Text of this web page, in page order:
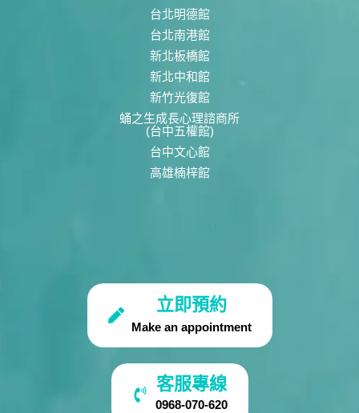
台北明德館
台北南港館
新北板橋館
新北中和館
新竹光復館
蛹之生成長心理諮商所
(台中五權館)
台中文心館
高雄楠梓館
立即預約
Make an appointment
客服專線
0968-070-620